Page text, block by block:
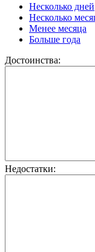
Несколько дней
Несколько
Менее месяца
Больше года
Достоинства:
Недостатки: